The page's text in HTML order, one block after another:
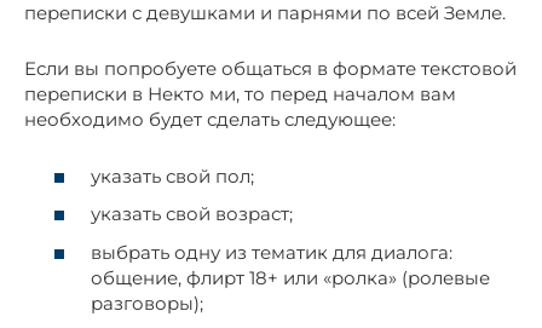
переписки с девушками и парнями по всей Земле.
Если вы попробуете общаться в формате текстовой
переписки в Некто ми, то перед началом вам
необходимо будет сделать следующее:
указать свой пол;
указать свой возраст;
выбрать одну из тематик для диалога:
общение, флирт 18+ или «ролка» (ролевые
разговоры);